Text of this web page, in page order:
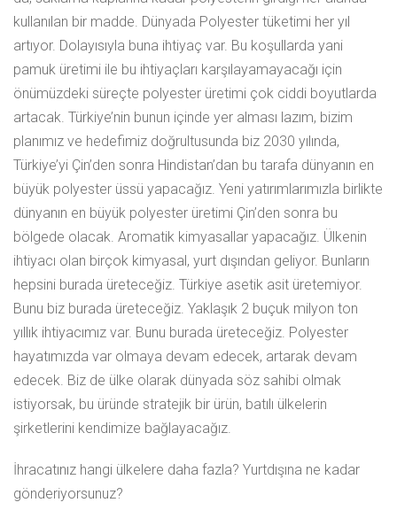
kullanılan bir madde. Dünyada Polyester tüketimi her yıl
artıyor. Dolayısıyla buna ihtiyaç var. Bu koşullarda yani
pamuk üretimi ile bu ihtiyaçları karşılayamayacağı için
önümüzdeki süreçte polyester üretimi çok ciddi boyutlarda
artacak. Türkiye’nin bunun içinde yer alması lazım, bizim
planımız ve hedefimiz doğrultusunda biz 2030 yılında,
Türkiye’yi Çin’den sonra Hindistan’dan bu tarafa dünyanın en
büyük polyester üssü yapacağız. Yeni yatırımlarımızla birlikte
dünyanın en büyük polyester üretimi Çin’den sonra bu
bölgede olacak. Aromatik kimyasallar yapacağız. Ülkenin
ihtiyacı olan birçok kimyasal, yurt dışından geliyor. Bunların
hepsini burada üreteceğiz. Türkiye asetik asit üretemiyor.
Bunu biz burada üreteceğiz. Yaklaşık 2 buçuk milyon ton
yıllık ihtiyacımız var. Bunu burada üreteceğiz. Polyester
hayatımızda var olmaya devam edecek, artarak devam
edecek. Biz de ülke olarak dünyada söz sahibi olmak
istiyorsak, bu üründe stratejik bir ürün, batılı ülkelerin
şirketlerini kendimize bağlayacağız.
İhracatınız hangi ülkelere daha fazla? Yurtdışına ne kadar
gönderiyorsunuz?